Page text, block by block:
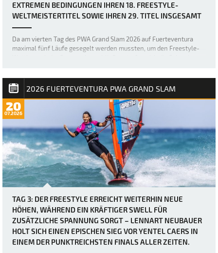
EXTREMEN BEDINGUNGEN IHREN 18. FREESTYLE-
WELTMEISTERTITEL SOWIE IHREN 29. TITEL INSGESAMT
Da am vierten Tag des PWA Grand Slam 2026 auf Fuerteventura
maximal fünf Läufe gesegelt werden mussten, um den Freestyle-
kam. Die heutigen Bedingung…
2026 FUERTEVENTURA PWA GRAND SLAM
20
07.2026
TAG 3: DER FREESTYLE ERREICHT WEITERHIN NEUE
HÖHEN, WÄHREND EIN KRÄFTIGER SWELL FÜR
ZUSÄTZLICHE SPANNUNG SORGT – LENNART NEUBAUER
HOLT SICH EINEN EPISCHEN SIEG VOR YENTEL CAERS IN
EINEM DER PUNKTREICHSTEN FINALS ALLER ZEITEN.